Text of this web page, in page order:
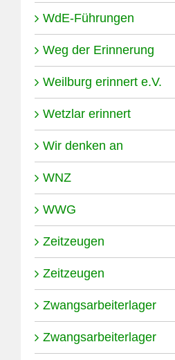
WdE-Führungen
Weg der Erinnerung
Weilburg erinnert e.V.
Wetzlar erinnert
Wir denken an
WNZ
WWG
Zeitzeugen
Zeitzeugen
Zwangsarbeiterlager
Zwangsarbeiterlager